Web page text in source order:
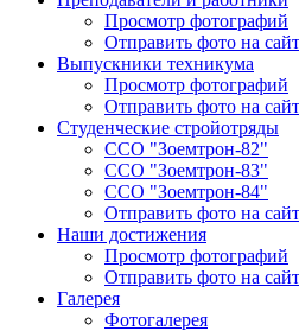
Просмотр фотографий
Отправить фото на сайт
Выпускники техникума
Просмотр фотографий
Отправить фото на сайт
Студенческие стройотряды
ССО "Зоемтрон-82"
ССО "Зоемтрон-83"
ССО "Зоемтрон-84"
Отправить фото на сайт
Наши достижения
Просмотр фотографий
Отправить фото на сайт
Галерея
Фотогалерея